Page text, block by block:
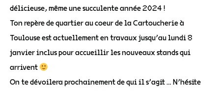
délicieuse, même une succulente année 2024 !
Ton repère de quartier au coeur de la Cartoucherie à
Toulouse est actuellement en travaux jusqu’au lundi 8
janvier inclus pour accueillir les nouveaux stands qui
arrivent
On te dévoilera prochainement de qui il s’agit … N’hésite